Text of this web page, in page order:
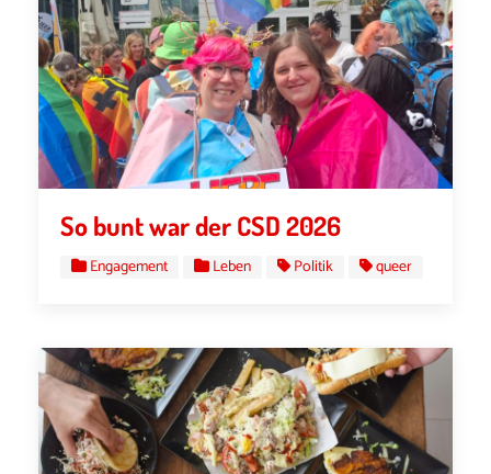
So bunt war der CSD 2026
Engagement Leben Politik queer